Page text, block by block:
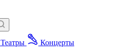
Театры
Концерты